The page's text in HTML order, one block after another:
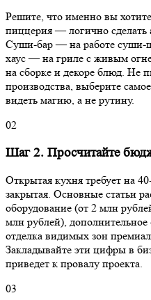
Решите, что именно вы
пиццерия — логично сделать
Суши-бар — на работе суши-
хаус — на гриле с живым
на сборке и декоре блюд. Не
производства, выберите
видеть магию, а не рутину.
02
Шаг 2. Просчитайте
Открытая кухня требует на
закрытая. Основные статьи
оборудование (от 2 млн
млн рублей),
отделка видимых зон
Закладывайте эти цифры в
приведет к провалу проекта.
03